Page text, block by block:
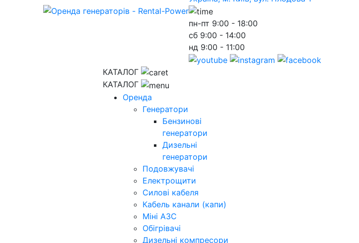
пн-пт 9:00 - 18:00
сб 9:00 - 14:00
нд 9:00 - 11:00
КАТАЛОГ
КАТАЛОГ
Оренда
Генератори
Бензинові
генератори
Дизельні
генератори
Подовжувачі
Електрощити
Силові кабеля
Кабель канали (капи)
Міні АЗС
Обігрівачі
Дизельні компресори